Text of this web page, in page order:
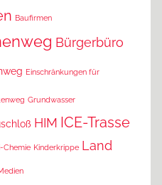
Baufirmen
Bürgerbüro
Einschränkungen für
Grundwasser
HIM ICE-Trasse
Chemie Kinderkrippe Land